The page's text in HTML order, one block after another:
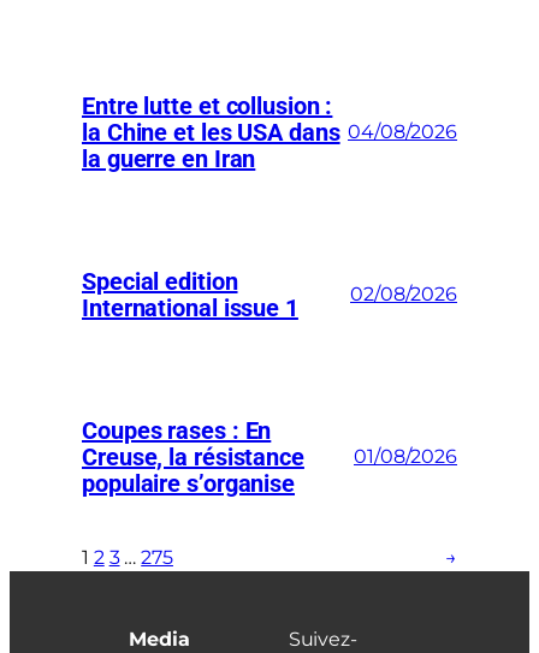
Entre lutte et collusion :
la Chine et les USA dans
la guerre en Iran
04/08/2026
Special edition
International issue 1
02/08/2026
Coupes rases : En
Creuse, la résistance
populaire s’organise
01/08/2026
1 2 3 … 275 →
Media
Suivez-